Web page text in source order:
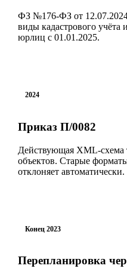
ФЗ №176-ФЗ от
виды кадастрового учёта
юрлиц с 01.01.2025.
2024
Приказ П/0082
Действующая XML-схема
объектов. Старые
отклоняет автоматически.
Конец 2023
Перепланировка